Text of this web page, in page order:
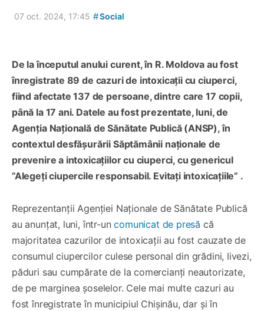
07 oct. 2024, 17:45 #Social
De la începutul anului curent, în R. Moldova au fost
înregistrate 89 de cazuri de intoxicații cu ciuperci,
fiind afectate 137 de persoane, dintre care 17 copii,
până la 17 ani. Datele au fost prezentate, luni, de
Agenția Națională de Sănătate Publică (ANSP), în
contextul desfășurării Săptămânii naționale de
prevenire a intoxicațiilor cu ciuperci, cu genericul
”Alegeți ciupercile responsabil. Evitați intoxicațiile” .
Reprezentanții Agenției Naționale de Sănătate Publică
au anunțat, luni, într-uncomunicat de presă că
majoritatea cazurilor de intoxicații au fost cauzate de
consumul ciupercilor culese personal din grădini, livezi,
păduri sau cumpărate de la comercianți neautorizate,
de pe marginea șoselelor. Cele mai multe cazuri au
fost înregistrate în municipiul Chișinău, dar și în